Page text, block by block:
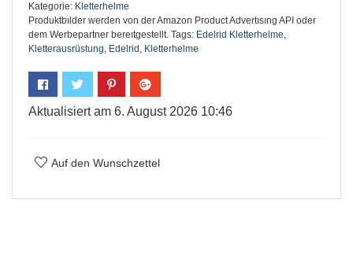
Kategorie: Kletterhelme
Produktbılder werden von der Amazon Product Advertısıng API oder
dem Werbepartner bereıtgestellt. Tags: Edelrid Kletterhelme,
Kletterausrüstung, Edelrid , Kletterhelme
Aktualisiert am 6. August 2026 10:46
Auf den Wunschzettel